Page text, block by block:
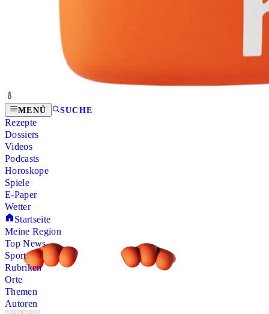
MENÜ SUCHE
Rezepte
Dossiers
Videos
Podcasts
Horoskope
Spiele
E-Paper
Wetter
Startseite
Meine Region
Top News
Sport
Rubriken
Orte
Themen
Autoren